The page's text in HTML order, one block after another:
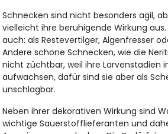
Schnecken sind nicht besonders agil,
vielleicht ihre beruhigende Wirkung
auch: als Restevertilger, Algenfresser
Andere schöne Schnecken, wie die
nicht züchtbar, weil ihre Larvenstadien
aufwachsen, dafür sind sie aber als
unschlagbar.
Neben ihrer dekorativen Wirkung sind
wichtige Sauerstofflieferanten und